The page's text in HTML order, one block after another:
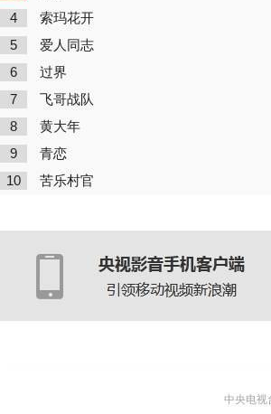
4 索玛花开
5 爱人同志
6 过界
7 飞哥战队
8 黄大年
9 青恋
10 苦乐村官
中央电视